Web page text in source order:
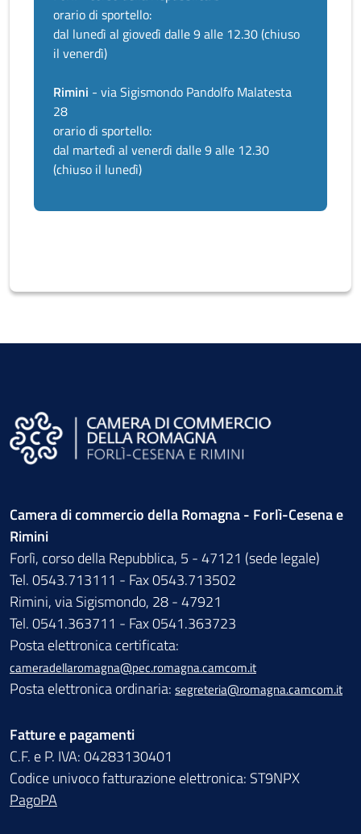
orario di sportello:
dal lunedì al giovedì dalle 9 alle 12.30 (chiuso
il venerdì)
Rimini - via Sigismondo Pandolfo Malatesta
28
orario di sportello:
dal martedì al venerdì dalle 9 alle 12.30
(chiuso il lunedì)
Camera di commercio della Romagna - Forlì-Cesena e
Rimini
Forlì, corso della Repubblica, 5 - 47121 (sede legale)
Tel. 0543.713111 - Fax 0543.713502
Rimini, via Sigismondo, 28 - 47921
Tel. 0541.363711 - Fax 0541.363723
Posta elettronica certificata:
cameradellaromagna@pec.romagna.camcom.it
Posta elettronica ordinaria: segreteria@romagna.camcom.it
Fatture e pagamenti
C.F. e P. IVA: 04283130401
Codice univoco fatturazione elettronica: ST9NPX
PagoPA